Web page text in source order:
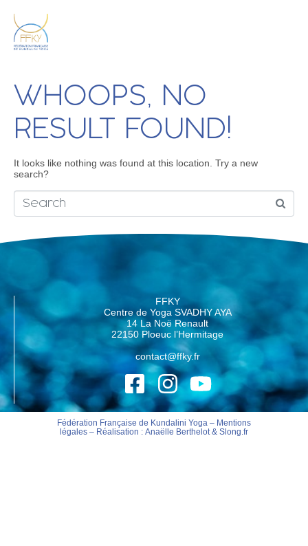
WHOOPS, NO
RESULT FOUND!
It looks like nothing was found at this location. Try a new
search?
FFKY
Centre de Yoga SVADHY AYA
14 La Noë Renault
22150 Ploeuc l’Hermitage
contact@ffky.fr
Fédération Française de Kundalini Yoga – Mentions
légales– Réalisation : Anaëlle Berthelot& Slong.fr